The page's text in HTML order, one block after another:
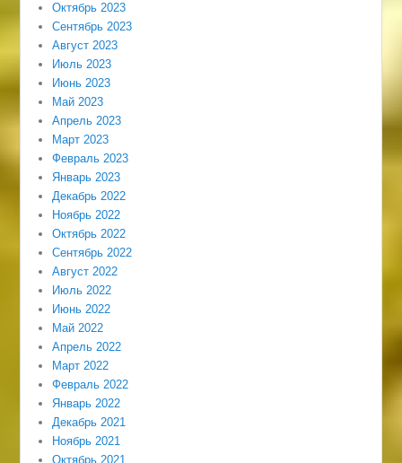
Октябрь 2023
Сентябрь 2023
Август 2023
Июль 2023
Июнь 2023
Май 2023
Апрель 2023
Март 2023
Февраль 2023
Январь 2023
Декабрь 2022
Ноябрь 2022
Октябрь 2022
Сентябрь 2022
Август 2022
Июль 2022
Июнь 2022
Май 2022
Апрель 2022
Март 2022
Февраль 2022
Январь 2022
Декабрь 2021
Ноябрь 2021
Октябрь 2021